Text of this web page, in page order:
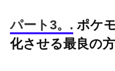
パート3。. ポケ
化させる最良の